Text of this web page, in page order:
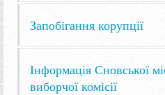
Запобігання корупції
Інформація Сновської
виборчої комісії